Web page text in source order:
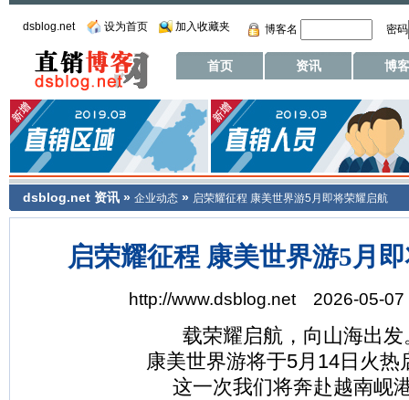
dsblog.net 设为首页 加入收藏夹 博客名 密码
首页 资讯 博客
dsblog.net 资讯 » 企业动态 » 启荣耀征程 康美世界游5月即将荣耀启航
启荣耀征程 康美世界游5月
http://www.dsblog.net 2026-05-07
载荣耀启航，向山海出发
康美世界游将于5月14日火热
这一次我们将奔赴越南岘